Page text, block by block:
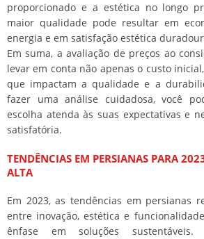
proporcionado e a estética no longo
maior qualidade pode resultar em
energia e em satisfação estética
Em suma, a avaliação de preços ao
levar em conta não apenas o custo
que impactam a qualidade e a
fazer uma análise cuidadosa, você
escolha atenda às suas expectativas e
satisfatória.
TENDÊNCIAS EM PERSIANAS PARA
ALTA
Em 2023, as tendências em persianas
entre inovação, estética e
ênfase em soluções sustentáveis.